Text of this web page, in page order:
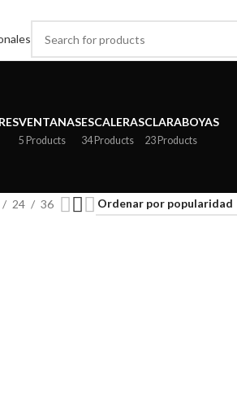
VENTANAS
5 Products
ESCALERAS
34 Products
CLARABOYAS
23 Products
24 36